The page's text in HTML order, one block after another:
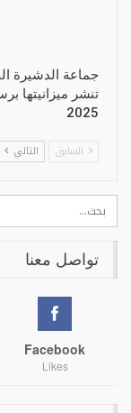
جماعة الدشيرة
تنشر ميزانيتها
2025
السابق التالي
تواصل معنا
Facebook
Likes